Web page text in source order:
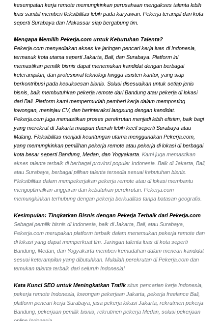
kesempatan kerja remote memungkinkan perusahaan mengakses talenta lebih
luas sambil memberi fleksibilitas lebih pada karyawan. Pekerja terampil dari kota
seperti Surabaya dan Makassar siap bergabung tim.
Mengapa Memilih Pekerja.com untuk Kebutuhan Talenta?
Pekerja.com menyediakan akses ke jaringan pencari kerja luas di Indonesia,
termasuk kota utama seperti Jakarta, Bali, dan Surabaya. Platform ini
memastikan pemilik bisnis dapat menemukan kandidat dengan berbagai
keterampilan, dari profesional teknologi hingga asisten kantor, yang siap
berkontribusi pada kesuksesan bisnis. Solusi disesuaikan untuk setiap jenis
bisnis, baik membutuhkan pekerja remote dari Bandung atau pekerja di lokasi
dari Bali. Platform kami mempermudah pemberi kerja dalam memposting
lowongan, meninjau CV, dan berinteraksi langsung dengan kandidat.
Pekerja.com juga memastikan proses perekrutan menjadi lebih efisien, baik bagi
yang merekrut di Jakarta maupun daerah lebih kecil seperti Surabaya atau
Malang. Fleksibilitas menjadi keuntungan utama menggunakan Pekerja.com,
yang memungkinkan pemilihan pekerja remote atau pekerja di lokasi di berbagai
kota besar seperti Bandung, Medan, dan Yogyakarta. Kami juga memastikan
akses talenta terbaik di berbagai provinsi populer Indonesia. Baik di Jakarta, Bali,
atau Surabaya, berbagai pilihan talenta tersedia sesuai kebutuhan bisnis.
Fleksibilitas dalam mempekerjakan pekerja remote atau di lokasi membantu
mengoptimalkan anggaran dan kebutuhan perekrutan. Pekerja.com
memungkinkan terhubung dengan pekerja berkualitas tanpa batasan geografis.
Kesimpulan: Tingkatkan Bisnis dengan Pekerja Terbaik dari Pekerja.com
Sebagai pemilik bisnis di Indonesia, baik di Jakarta, Bali, atau Surabaya,
Pekerja.com merupakan platform terbaik dalam menemukan pekerja remote dan
di lokasi yang dapat memperkuat tim. Jaringan talenta luas di kota seperti
Bandung, Medan, dan Yogyakarta memberi kemudahan dalam mencari kandidat
sesuai keterampilan yang dibutuhkan. Mulailah perekrutan di Pekerja.com dan
temukan talenta terbaik dari seluruh Indonesia!
Kata Kunci SEO untuk Meningkatkan Trafiksitus pencarian kerja Indonesia,
pekerja remote Indonesia, lowongan pekerjaan Jakarta, pekerja freelance Bali,
platform pencari kerja Surabaya, jasa pekerja lokasi Jakarta, rekrutmen pekerja
Bandung, pekerjaan pemilik bisnis, rekrutmen pekerja Medan, solusi pekerjaan